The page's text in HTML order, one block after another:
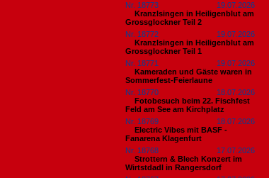
Nr. 18773
19.07.2026
Kranzlsingen in Heiligenblut am
Grossglockner Teil 2
Nr. 18772
19.07.2026
Kranzlsingen in Heiligenblut am
Grossglockner Teil 1
Nr. 18771
19.07.2026
Kameraden und Gäste waren in
Sommerfest-Feierlaune
Nr. 18770
18.07.2026
Fotobesuch beim 22. Fischfest
Feld am See am Kirchplatz
Nr. 18769
18.07.2026
Electric Vibes mit BASF -
Fanarena Klagenfurt
Nr. 18768
17.07.2026
Strottern & Blech Konzert im
Wirtstdadl in Rangersdorf